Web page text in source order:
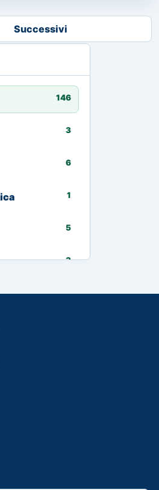
146
3
6
1
5
3
13
6
Successivi